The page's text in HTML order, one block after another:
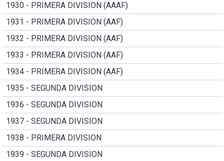
1930 - PRIMERA DIVISION (AAAF)
1931 - PRIMERA DIVISION (AAF)
1932 - PRIMERA DIVISION (AAF)
1933 - PRIMERA DIVISION (AAF)
1934 - PRIMERA DIVISION (AAF)
1935 - SEGUNDA DIVISION
1936 - SEGUNDA DIVISION
1937 - SEGUNDA DIVISION
1938 - PRIMERA DIVISION
1939 - SEGUNDA DIVISION